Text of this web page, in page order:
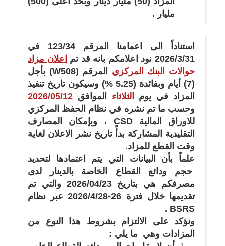
مليار .
استناداً الى اعمامنا المرقم 123/34 في
2026/3/31 نود اعلامكم بانه قد تم
اعلان مزاد
حوالات البنك المركزي المرقم (W508) بأجل
(
7
) أيام وبفائدة (5.25 %) وسيكون تاريخ تنفيذ
المزاد في يوم
الثلاثاء الموافق 12
/
05
/2026
وحسب ما تم نشره في نظام الحفظ المركزي
للاوراق المالية CSD ، وبإمكان المصارف
التقليدية المشاركة بدأً تاريخ نشر الاعلان لغاية
وقت القطع للمزاد.
علماً بأن البيانات التي يتم اعتمادها لتحديد
حجم ودائع القطاع الخاصة بالدينار لدى
مصرفكم هي بتاريخ23
/
04
/2026 والتي تم
تقديمها خلال فترة 26
-
28
/
4/2026 عبر نظام
BSRS
.
ونؤكد على الالتزام بشروط هذا النوع من
المزادات وهي ما يلي :